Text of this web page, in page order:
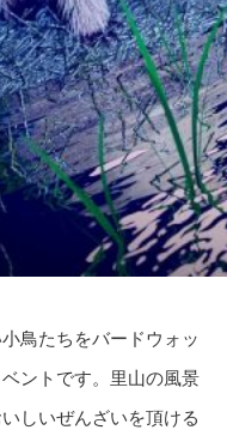
鳥たちをバードウ ォッ
ントです。里山の風景
しいぜんざいを頂ける